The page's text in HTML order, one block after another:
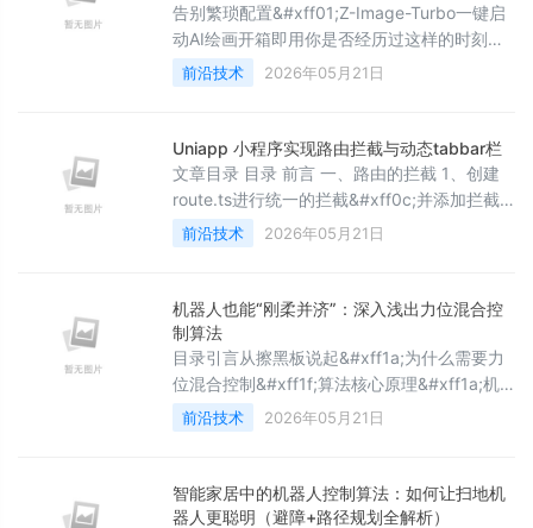
赖
告别繁琐配置&#xff01;Z-Image-Turbo一键启
动AI绘画开箱即用你是否经历过这样的时刻
&#xff1a; 花两小时配环境&#xff0c;装依赖
&#xff0c;调CUDA版本&#xff0c;改配置文
图要等一分半&#xff0c;还报错OOM&#xff1f; 或
者打开网页版&#xff0c;排队37人&#xff0c;生成
一张图卡在“Proces
前沿技术 2026年05月21日
Uniapp 小程序实现路由拦截与动态tabbar栏
文章目录 目录 前言 一、路由的拦截 1、创建
route.ts进行统一的拦截&#xff0c;并添加拦截
逻辑等 2、将拦截器进行挂载 二、动态tabbar
栏 1、创建tabbar组件 2、在main.ts全局注册
uniapp 小程序的路由拦截和动态tabber栏需
要使用到uni.a
前沿技术 2026年05月21日
机器人也能“刚柔并济”：深入浅出力位混合控
制算法
目录引言从擦黑板说起&#xff1a;为什么需要力
位混合控制&#xff1f;算法核心原理&#xff1a;机
器人的“多线程”思维关键技术&#xff1a;选择矩
阵S实现案例&#xff1a;机械臂打螺丝过程分析技
不同应用场景中的实施策略1. 单电机系统2. 多
自由度机械臂3. 工业应用中的参数整定未来展
前沿技术 2026年05月21日
智能家居中的机器人控制算法：如何让扫地机
器人更聪明（避障+路径规划全解析）